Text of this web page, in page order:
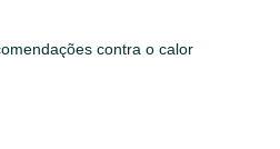
contra o calor